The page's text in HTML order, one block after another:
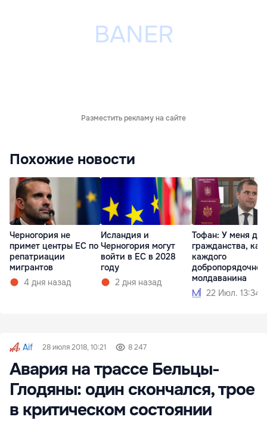
Разместить рекламу на сайте
Похожие новости
Черногория не
примет центры ЕС по
репатриации
мигрантов
4 дня назад
Исландия и
Черногория могут
войти в ЕС в 2028
году
2 дня назад
Тофан: У меня два
гражданства, как
каждого
молдаванина
22 Июл. 13:34
Aif 28 июля 2018, 10:21 8 247
Авария на трассе Бельцы-
Глодяны: один скончался, трое
в критическом состоянии